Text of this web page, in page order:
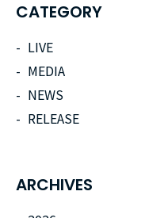
CATEGORY
LIVE
MEDIA
NEWS
RELEASE
ARCHIVES